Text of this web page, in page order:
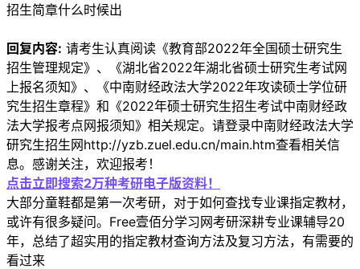
招生简章什么时候出
回复内容: 请考生认真阅读《教育部2022年全国硕士研究生
招生管理规定》、《湖北省2022年湖北省硕士研究生考试网
上报名须知》、《中南财经政法大学2022年攻读硕士学位研
究生招生章程》和《2022年硕士研究生招生考试中南财经政
法大学报考点网报须知》相关规定。请登录中南财经政法大学
研究生招生网http://yzb.zuel.edu.cn/main.htm查看相关信
息。感谢关注，欢迎报考！
点击立即搜索2万种考研电子版资料！
大部分童鞋都是第一次考研，对于如何查找专业课指定教材，
或许有很多疑问。Free壹佰分学习网考研深耕专业课辅导20
年，总结了超实用的指定教材查询方法及复习方法，有需要的
看过来